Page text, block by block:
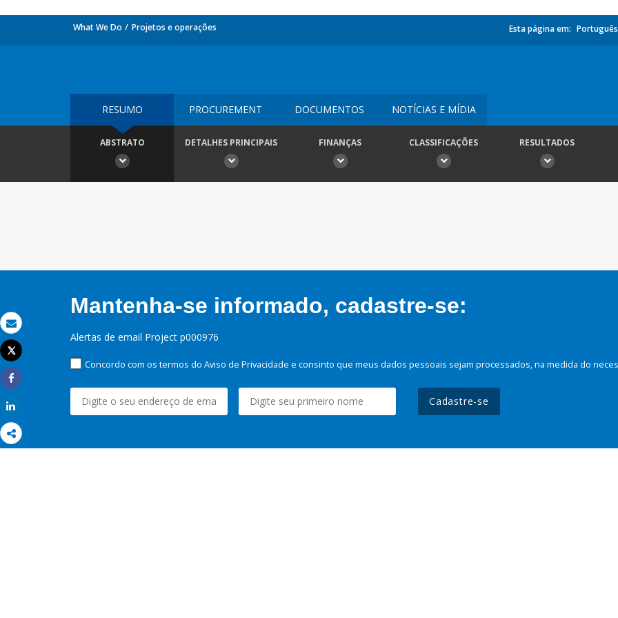
Email
Imprimir
Tweet
Share
What We Do Projetos e operações Esta página em: Português
RESUMO PROCUREMENT DOCUMENTOS NOTÍCIAS E MÍDIA
ABSTRATO DETALHES PRINCIPAIS FINANÇAS CLASSIFICAÇÕES RESULTADOS
Mantenha-se informado, cadastre-se:
Alertas de email Project p000976
Concordo com os termos do Aviso de Privacidade e consinto que meus dados pessoais sejam processados, na medida do
Cadastre-se